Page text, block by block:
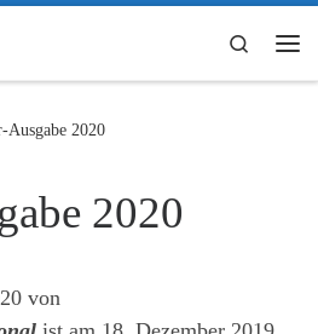
Search
Ausgabe 2020
2020
von